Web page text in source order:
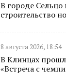
В городе Сельцо
строительство
8 августа 2026, 18:54
В Клинцах
«Встреча с